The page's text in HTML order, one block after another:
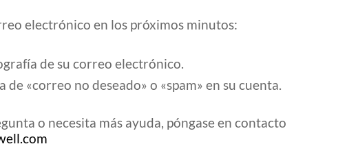
electrónico en los próximos minutos:
de su correo electrónico.
de «correo no deseado» o «spam» en su cuenta.
o necesita más ayuda, póngase en contacto